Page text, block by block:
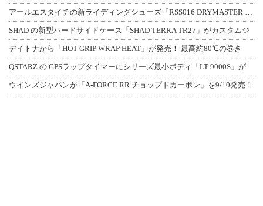
アールエスタイチの新ライディングシューズ「RSS016 DRYMASTER スト
SHAD の新型ハードサイドケース「SHAD TERRA TR27」がカスタムジ
デイトナから「HOT GRIP WRAP HEAT」が発売！ 最高約80℃の巻き
QSTARZ の GPSラップタイマーにシリーズ最小ボディ「LT-9000S」が
ウインズジャパンが「A-FORCE RR チョップドカーボン」を9/10発売！